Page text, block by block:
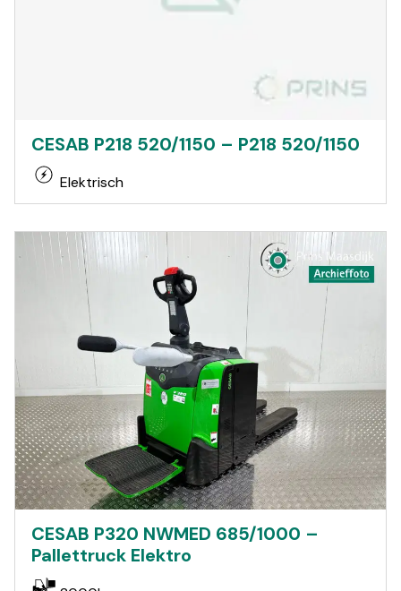
CESAB P218 520/1150 – P218 520/1150
Elektrisch
CESAB P320 NWMED 685/1000 –
Pallettruck Elektro